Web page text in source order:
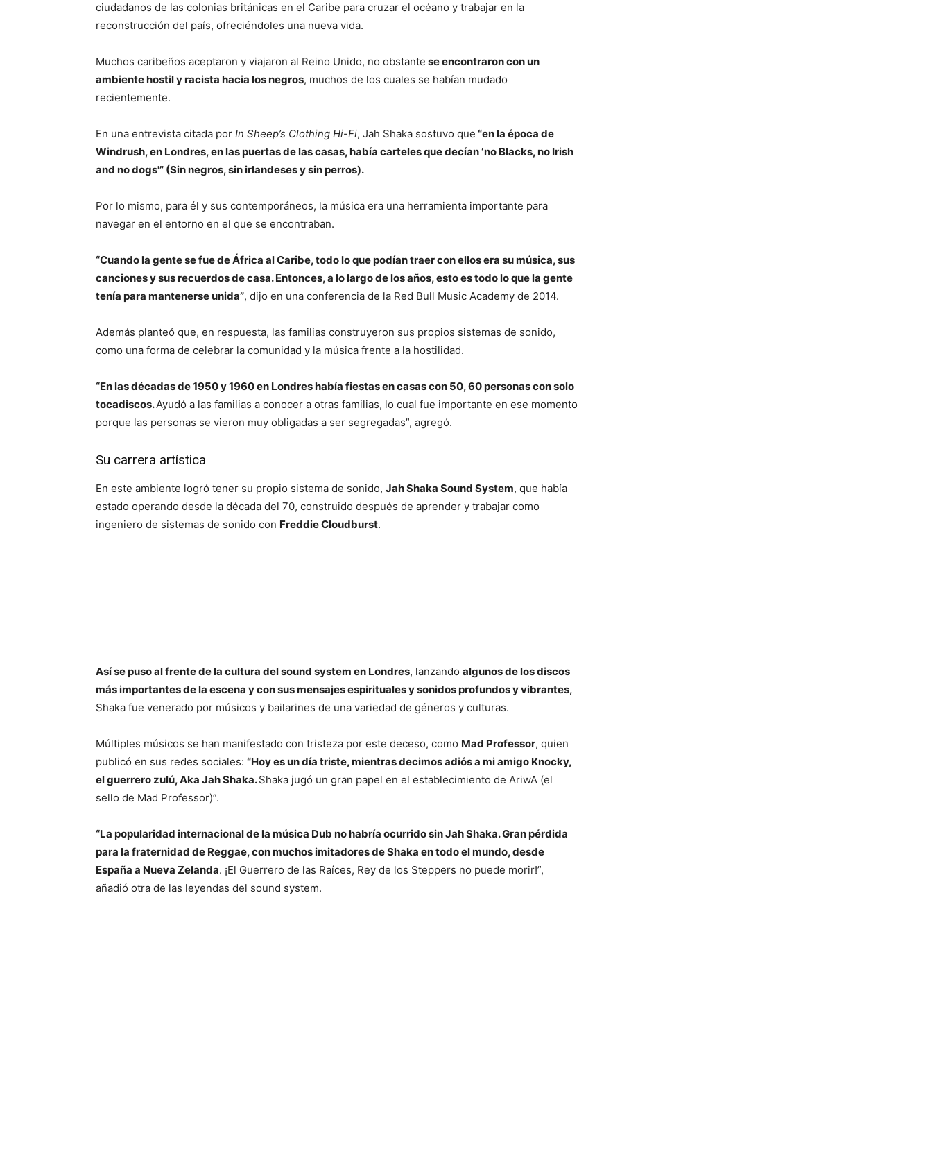
ciudadanos de las colonias británicas en el Caribe para cruzar el océano y trabajar en la
reconstrucción del país, ofreciéndoles una nueva vida.
Muchos caribeños aceptaron y viajaron al Reino Unido, no obstante se encontraron con un
ambiente hostil y racista hacia los negros, muchos de los cuales se habían mudado
recientemente.
En una entrevista citada por In Sheep’s Clothing Hi-Fi, Jah Shaka sostuvo que “en la época de
Windrush, en Londres, en las puertas de las casas, había carteles que decían ‘no Blacks, no Irish
and no dogs'” (Sin negros, sin irlandeses y sin perros).
Por lo mismo, para él y sus contemporáneos, la música era una herramienta importante para
navegar en el entorno en el que se encontraban.
“Cuando la gente se fue de África al Caribe, todo lo que podían traer con ellos era su música, sus
canciones y sus recuerdos de casa. Entonces, a lo largo de los años, esto es todo lo que la gente
tenía para mantenerse unida”, dijo en una conferencia de la Red Bull Music Academy de 2014.
Además planteó que, en respuesta, las familias construyeron sus propios sistemas de sonido,
como una forma de celebrar la comunidad y la música frente a la hostilidad.
“En las décadas de 1950 y 1960 en Londres había fiestas en casas con 50, 60 personas con solo
tocadiscos.Ayudó a las familias a conocer a otras familias, lo cual fue importante en ese momento
porque las personas se vieron muy obligadas a ser segregadas”, agregó.
Su carrera artística
En este ambiente logró tener su propio sistema de sonido, Jah Shaka Sound System, que había
estado operando desde la década del 70, construido después de aprender y trabajar como
ingeniero de sistemas de sonido con Freddie Cloudburst.
Así se puso al frente de la cultura del sound system en Londres, lanzando algunos de los discos
más importantes de la escena y con sus mensajes espirituales y sonidos profundos y vibrantes,
Shaka fue venerado por músicos y bailarines de una variedad de géneros y culturas.
Múltiples músicos se han manifestado con tristeza por este deceso, como Mad Professor, quien
publicó en sus redes sociales: “Hoy es un día triste, mientras decimos adiós a mi amigo Knocky,
el guerrero zulú, Aka Jah Shaka.Shaka jugó un gran papel en el establecimiento de AriwA (el
sello de Mad Professor)”.
“La popularidad internacional de la música Dub no habría ocurrido sin Jah Shaka. Gran pérdida
para la fraternidad de Reggae, con muchos imitadores de Shaka en todo el mundo, desde
España a Nueva Zelanda. ¡El Guerrero de las Raíces, Rey de los Steppers no puede morir!”,
añadió otra de las leyendas del sound system.